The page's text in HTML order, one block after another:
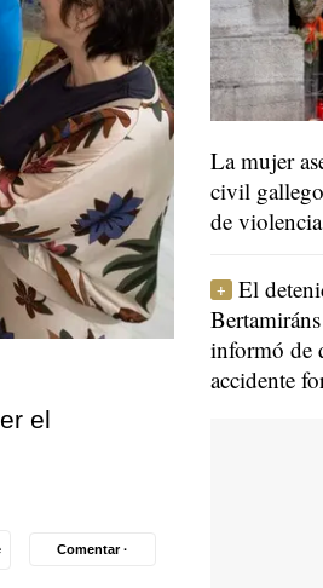
el
Comentar ·
La mujer
civil
de
El
informó de
accidente